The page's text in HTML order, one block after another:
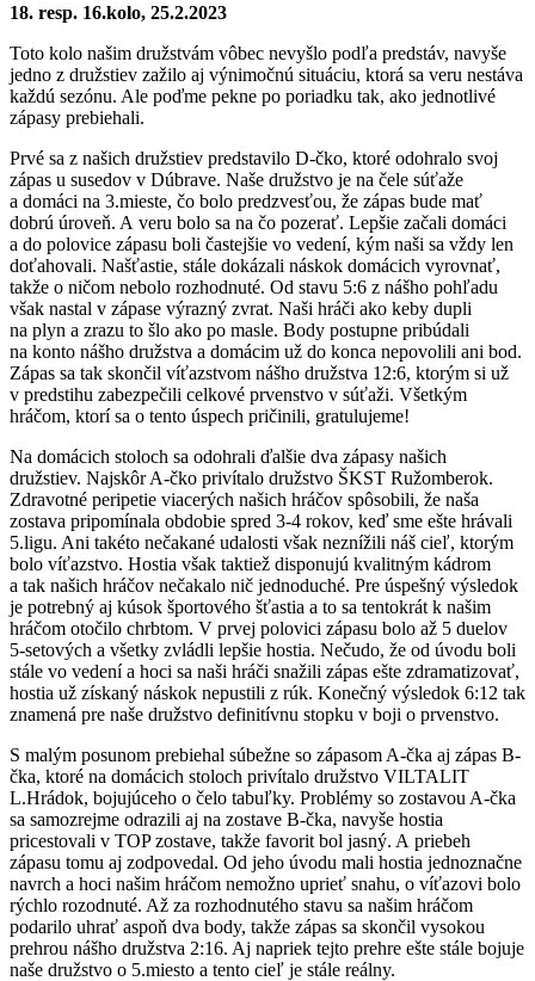
18. resp. 16.kolo, 25.2.2023
Toto kolo našim družstvám vôbec nevyšlo podľa predstáv, navyše
jedno z družstiev zažilo aj výnimočnú situáciu, ktorá sa veru nestáva
každú sezónu. Ale poďme pekne po poriadku tak, ako jednotlivé
zápasy prebiehali.
Prvé sa z našich družstiev predstavilo D-čko, ktoré odohralo svoj
zápas u susedov v Dúbrave. Naše družstvo je na čele súťaže
a domáci na 3.mieste, čo bolo predzvesťou, že zápas bude mať
dobrú úroveň. A veru bolo sa na čo pozerať. Lepšie začali domáci
a do polovice zápasu boli častejšie vo vedení, kým naši sa vždy len
doťahovali. Našťastie, stále dokázali náskok domácich vyrovnať,
takže o ničom nebolo rozhodnuté. Od stavu 5:6 z nášho pohľadu
však nastal v zápase výrazný zvrat. Naši hráči ako keby dupli
na plyn a zrazu to šlo ako po masle. Body postupne pribúdali
na konto nášho družstva a domácim už do konca nepovolili ani bod.
Zápas sa tak skončil víťazstvom nášho družstva 12:6, ktorým si už
v predstihu zabezpečili celkové prvenstvo v súťaži. Všetkým
hráčom, ktorí sa o tento úspech pričinili, gratulujeme!
Na domácich stoloch sa odohrali ďalšie dva zápasy našich
družstiev. Najskôr A-čko privítalo družstvo ŠKST Ružomberok.
Zdravotné peripetie viacerých našich hráčov spôsobili, že naša
zostava pripomínala obdobie spred 3-4 rokov, keď sme ešte hrávali
5.ligu. Ani takéto nečakané udalosti však neznížili náš cieľ, ktorým
bolo víťazstvo. Hostia však taktiež disponujú kvalitným kádrom
a tak našich hráčov nečakalo nič jednoduché. Pre úspešný výsledok
je potrebný aj kúsok športového šťastia a to sa tentokrát k našim
hráčom otočilo chrbtom. V prvej polovici zápasu bolo až 5 duelov
5-setových a všetky zvládli lepšie hostia. Nečudo, že od úvodu boli
stále vo vedení a hoci sa naši hráči snažili zápas ešte zdramatizovať,
hostia už získaný náskok nepustili z rúk. Konečný výsledok 6:12 tak
znamená pre naše družstvo definitívnu stopku v boji o prvenstvo.
S malým posunom prebiehal súbežne so zápasom A-čka aj zápas B-
čka, ktoré na domácich stoloch privítalo družstvo VILTALIT
L.Hrádok, bojujúceho o čelo tabuľky. Problémy so zostavou A-čka
sa samozrejme odrazili aj na zostave B-čka, navyše hostia
pricestovali v TOP zostave, takže favorit bol jasný. A priebeh
zápasu tomu aj zodpovedal. Od jeho úvodu mali hostia jednoznačne
navrch a hoci našim hráčom nemožno uprieť snahu, o víťazovi bolo
rýchlo rozodnuté. Až za rozhodnutého stavu sa našim hráčom
podarilo uhrať aspoň dva body, takže zápas sa skončil vysokou
prehrou nášho družstva 2:16. Aj napriek tejto prehre ešte stále bojuje
naše družstvo o 5.miesto a tento cieľ je stále reálny.